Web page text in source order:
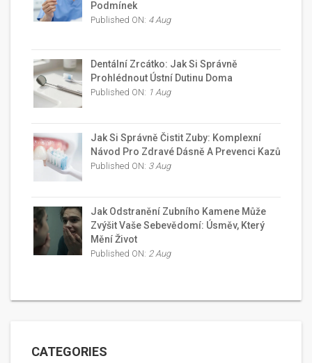
Podmínek
Published ON: 4 Aug
Dentální Zrcátko: Jak Si Správně
Prohlédnout Ústní Dutinu Doma
Published ON: 1 Aug
Jak Si Správně Čistit Zuby: Komplexní
Návod Pro Zdravé Dásně A Prevenci Kazů
Published ON: 3 Aug
Jak Odstranění Zubního Kamene Může
Zvýšit Vaše Sebevědomí: Úsměv, Který
Mění Život
Published ON: 2 Aug
CATEGORIES